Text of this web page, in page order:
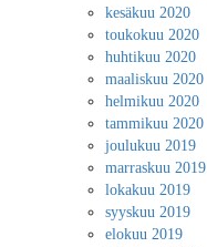
kesäkuu 2020
toukokuu 2020
huhtikuu 2020
maaliskuu 2020
helmikuu 2020
tammikuu 2020
joulukuu 2019
marraskuu 2019
lokakuu 2019
syyskuu 2019
elokuu 2019